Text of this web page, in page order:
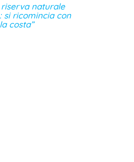
riserva naturale
si ricomincia con
costa”